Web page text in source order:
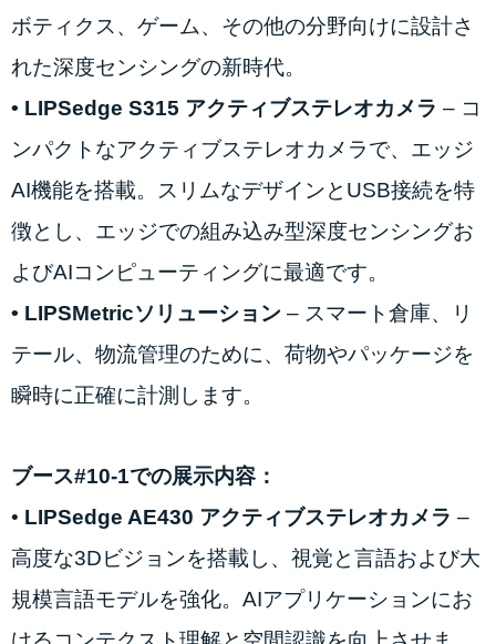
ボティクス、ゲーム、その他の分野向けに設計さ
れた深度センシングの新時代。
• LIPSedge S315 アクティブステレオカメラ – コ
ンパクトなアクティブステレオカメラで、エッジ
AI機能を搭載。スリムなデザインとUSB接続を特
徴とし、エッジでの組み込み型深度センシングお
よびAIコンピューティングに最適です。
• LIPSMetricソリューション – スマート倉庫、リ
テール、物流管理のために、荷物やパッケージを
瞬時に正確に計測します。
ブース#10-1での展示内容：
• LIPSedge AE430 アクティブステレオカメラ –
高度な3Dビジョンを搭載し、視覚と言語および大
規模言語モデルを強化。AIアプリケーションにお